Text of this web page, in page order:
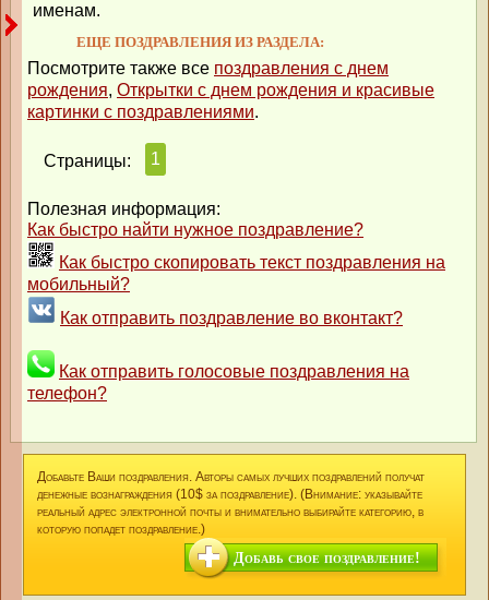
именам.
ЕЩЕ ПОЗДРАВЛЕНИЯ ИЗ РАЗДЕЛА:
Посмотрите также все поздравления с днем
рождения, Открытки с днем рождения и красивые
картинки с поздравлениями.
Страницы: 1
Полезная информация:
Как быстро найти нужное поздравление?
Как быстро скопировать текст поздравления на
мобильный?
Как отправить поздравление во вконтакт?
Как отправить голосовые поздравления на
телефон?
Добавьте Ваши поздравления. Авторы самых лучших поздравлений получат
денежные вознаграждения (10$ за поздравление). (Внимание: указывайте
реальный адрес электронной почты и внимательно выбирайте категорию, в
которую попадет поздравление.)
Добавь свое поздравление!